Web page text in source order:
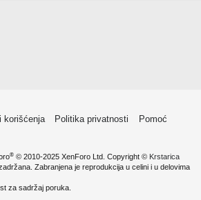
korišćenja Politika privatnosti
Pomoć
® © 2010-2025 XenForo Ltd. Copyright © Krstarica
Zabranjena je reprodukcija u celini i u delovima
za sadržaj poruka.